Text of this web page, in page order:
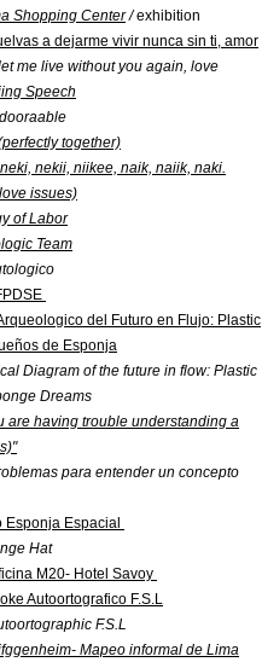
Shopping Center/exhibition
a dejarme vivir nunca sin ti, amor
me live without you again, love
Speech
together)
nekii, niikee, naik, naiik, naki.
issues)
of Labor
Team
del Futuro en Flujo: Plastic
de Esponja
Diagram of the future in flow: Plastic
Dreams
are having trouble understanding a
para entender un concepto
Esponja Espacial
Hat
M20- Hotel Savoy
Autoortografico F.S.L
F.S.L
Mapeo informal de Lima